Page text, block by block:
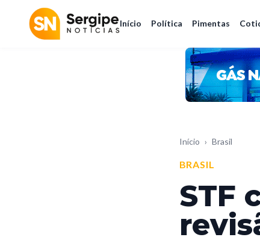
Início Política Pimentas
Início › Brasil
BRASIL
STF